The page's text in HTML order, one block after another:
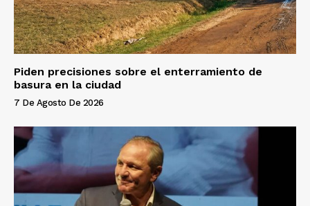
Piden precisiones sobre el enterramiento de
basura en la ciudad
7 De Agosto De 2026